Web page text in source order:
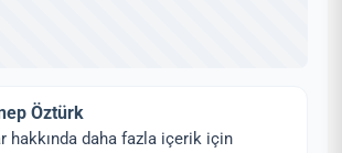
Öztürk
hakkında daha fazla içerik için